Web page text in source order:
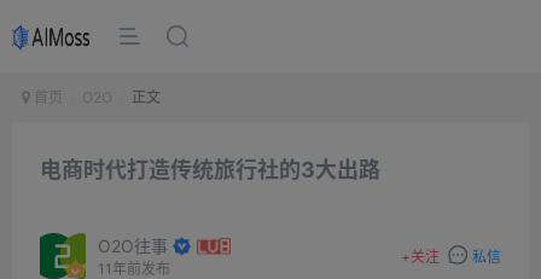
首页 O2O 正文
电商时代打造传统旅行社的3大出路
O2O往事
11年前发布
+关注 私信